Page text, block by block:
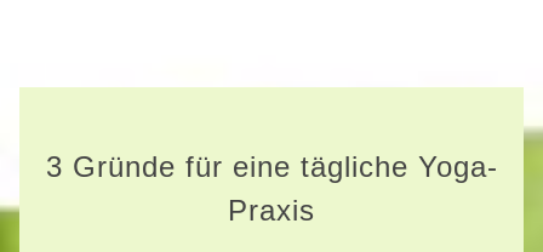
3 Gründe für eine tägliche Yoga-
Praxis